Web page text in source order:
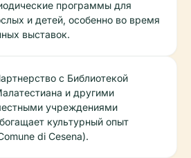
программы для
и детей, особенно во время
выставок.
с Библиотекой
и другими
учреждениями
культурный опыт
di Cesena).